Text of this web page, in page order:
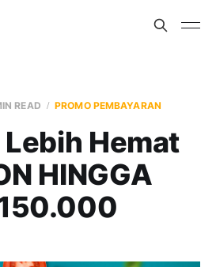
READ PROMO PEMBAYARAN
Hemat
HINGGA